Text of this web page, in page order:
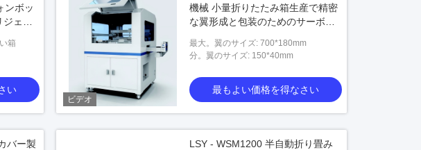
ンボッ
ェン
箱
い
ビデオ
機械 小量折りたたみ箱生産で精密
な翼形成と包装のためのサーボ駆
最大。翼のサイズ: 700*180mm
分。翼のサイズ: 150*40mm
最もよい価格を得なさい
バー製
LSY - WSM1200 半自動折り畳み